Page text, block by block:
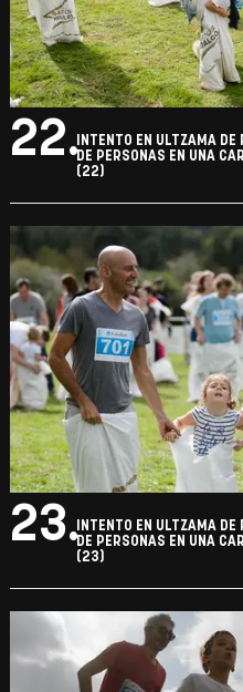
22. INTENTO EN ULTZAMA DE
DE PERSONAS EN UNA
(22)
23. INTENTO EN ULTZAMA DE
DE PERSONAS EN UNA
(23)